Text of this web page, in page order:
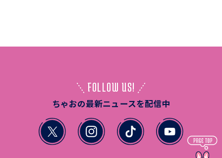
FOLLOW US!
ちゃおの最新ニュースを配信中